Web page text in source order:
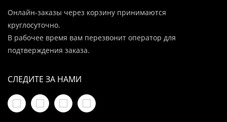
Онлайн-заказы через корзину принимаются
круглосуточно.
В рабочее время вам перезвонит оператор для
подтверждения заказа.
СЛЕДИТЕ ЗА НАМИ